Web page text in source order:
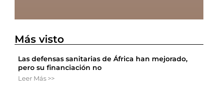
Más visto
Las defensas sanitarias de África han mejorado,
pero su financiación no
Leer Más >>